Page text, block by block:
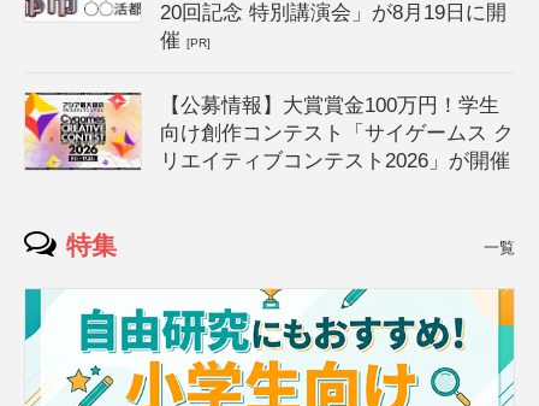
20回記念 特別講演会」が8月19日に開
催[PR]
【公募情報】大賞賞金100万円！学生
向け創作コンテスト「サイゲームス ク
リエイティブコンテスト2026」が開催
特集 一覧